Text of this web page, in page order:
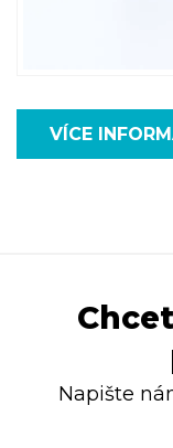
VÍCE
Napište